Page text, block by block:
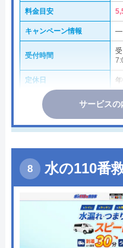
料金目安
キャンペーン情報 ―
受付時間
定休日
サービスの
水の110番